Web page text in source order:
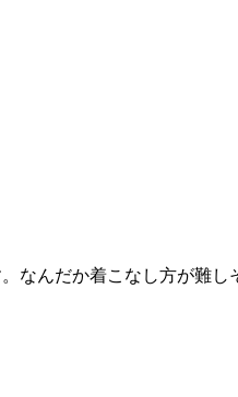
なんだか着こなし方が難